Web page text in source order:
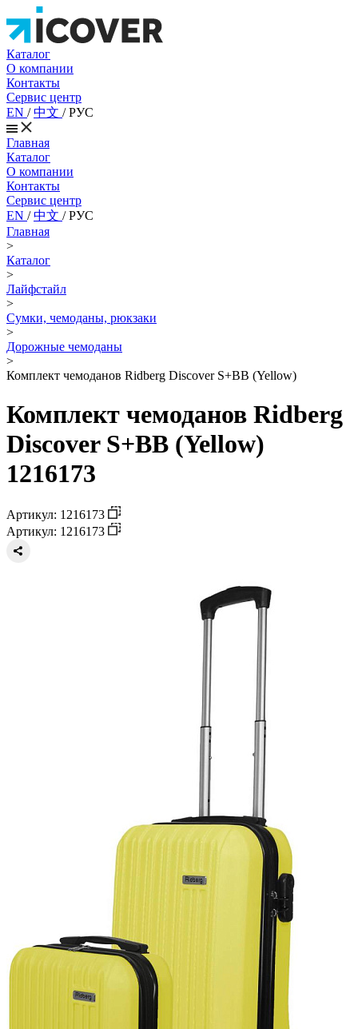
Каталог
О компании
Контакты
Сервис центр
EN /中文 /РУС
Главная
Каталог
О компании
Контакты
Сервис центр
EN /中文 /РУС
Главная
>
Каталог
>
Лайфстайл
>
Сумки, чемоданы, рюкзаки
>
Дорожные чемоданы
>
Комплект чемоданов Ridberg Discover S+BB (Yellow)
Комплект чемоданов Ridberg
Discover S+BB (Yellow)
1216173
Артикул: 1216173
Артикул: 1216173